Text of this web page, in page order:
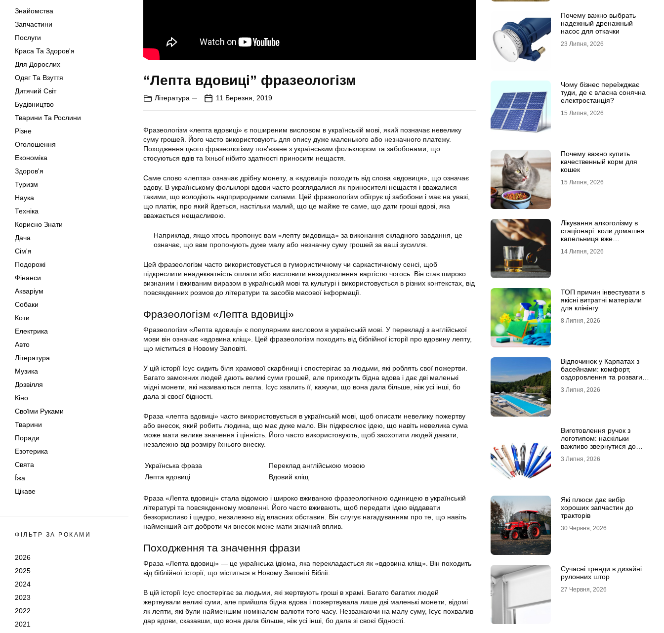
Знайомства
Запчастини
Послуги
Краса Та Здоров'я
Для Дорослих
Одяг Та Взуття
Дитячий Світ
Будівництво
Тварини Та Рослини
Різне
Оголошення
Економіка
Здоров'я
Туризм
Наука
Техніка
Корисно Знати
Дача
Сім'я
Подорожі
Фінанси
Акваріум
Собаки
Коти
Електрика
Авто
Література
Музика
Дозвілля
Кіно
Своїми Руками
Тварини
Поради
Езотерика
Свята
Їжа
Цікаве
ФІЛЬТР ЗА РОКАМИ
2026
2025
2024
2023
2022
2021
“Лепта вдовиці” фразеологізм
Література 11 Березня, 2019
Фразеологізм «лепта вдовиці» є поширеним висловом в українській мові, який позначає невелику
суму грошей. Його часто використовують для опису дуже маленького або незначного платежу.
Походження цього фразеологізму пов’язане з українським фольклором та забобонами, що
стосуються вдів та їхньої нібито здатності приносити нещастя.
Саме слово «лепта» означає дрібну монету, а «вдовиці» походить від слова «вдовиця», що означає
вдову. В українському фольклорі вдови часто розглядалися як приносителі нещастя і вважалися
такими, що володіють надприродними силами. Цей фразеологізм обігрує ці забобони і має на увазі,
що платіж, про який йдеться, настільки малий, що це майже те саме, що дати гроші вдові, яка
вважається нещасливою.
Наприклад, якщо хтось пропонує вам «лепту видовища» за виконання складного завдання, це
означає, що вам пропонують дуже малу або незначну суму грошей за ваші зусилля.
Цей фразеологізм часто використовується в гумористичному чи саркастичному сенсі, щоб
підкреслити неадекватність оплати або висловити незадоволення вартістю чогось. Він став широко
визнаним і вживаним виразом в українській мові та культурі і використовується в різних контекстах, від
повсякденних розмов до літератури та засобів масової інформації.
Фразеологізм «Лепта вдовиці»
Фразеологізм «Лепта вдовиці» є популярним висловом в українській мові. У перекладі з англійської
мови він означає «вдовина кліщ». Цей фразеологізм походить від біблійної історії про вдовину лепту,
що міститься в Новому Заповіті.
У цій історії Ісус сидить біля храмової скарбниці і спостерігає за людьми, які роблять свої пожертви.
Багато заможних людей дають великі суми грошей, але приходить бідна вдова і дає дві маленькі
мідні монети, які називаються лепта. Ісус хвалить її, кажучи, що вона дала більше, ніж усі інші, бо
дала зі своєї бідності.
Фраза «лепта вдовиці» часто використовується в українській мові, щоб описати невелику пожертву
або внесок, який робить людина, що має дуже мало. Він підкреслює ідею, що навіть невелика сума
може мати велике значення і цінність. Його часто використовують, щоб заохотити людей давати,
незалежно від розміру їхнього внеску.
Українська фраза
Переклад англійською мовою
Лепта вдовиці
Вдовий кліщ
Фраза «Лепта вдовиці» стала відомою і широко вживаною фразеологічною одиницею в українській
літературі та повсякденному мовленні. Його часто вживають, щоб передати ідею віддавати
безкорисливо і щедро, незалежно від власних обставин. Він слугує нагадуванням про те, що навіть
найменший акт доброти чи внесок може мати значний вплив.
Походження та значення фрази
Фраза «Лепта вдовиці» — це українська ідіома, яка перекладається як «вдовина кліщ». Він походить
від біблійної історії, що міститься в Новому Заповіті Біблії.
В цій історії Ісус спостерігає за людьми, які жертвують гроші в храмі. Багато багатих людей
жертвували великі суми, але прийшла бідна вдова і пожертвувала лише дві маленькі монети, відомі
як лепти, які були найменшим номіналом валюти того часу. Незважаючи на малу суму, Ісус похвалив
дар вдови, сказавши, що вона дала більше, ніж усі інші, бо дала зі своєї бідності.
Почему важно выбрать
надежный дренажный
насос для откачки
23 Липня, 2026
Чому бізнес переїжджає
туди, де є власна сонячна
електростанція?
15 Липня, 2026
Почему важно купить
качественный корм для
кошек
15 Липня, 2026
Лікування алкоголізму в
стаціонарі: коли домашня
капельниця вже
14 Липня, 2026
ТОП причин інвестувати в
якісні витратні матеріали
для клінінгу
8 Липня, 2026
Відпочинок у Карпатах з
басейнами: комфорт,
оздоровлення та розваги
3 Липня, 2026
Виготовлення ручок з
логотипом: наскільки
важливо звернутися до
3 Липня, 2026
Які плюси дає вибір
хороших запчастин до
тракторів
30 Червня, 2026
Сучасні тренди в дизайні
рулонних штор
27 Червня, 2026